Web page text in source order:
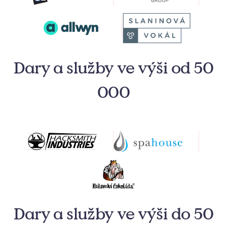
Dary a služby ve výši od 50
000
Dary a služby ve výši do 50